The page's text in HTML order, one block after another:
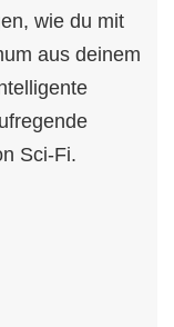
wie du mit
aus deinem
Sci-Fi.